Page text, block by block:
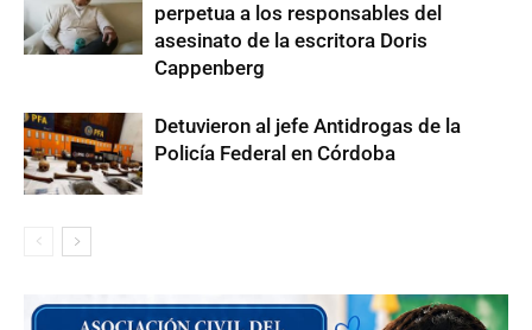
perpetua a los responsables del
asesinato de la escritora Doris
Cappenberg
Detuvieron al jefe Antidrogas de la
Policía Federal en Córdoba